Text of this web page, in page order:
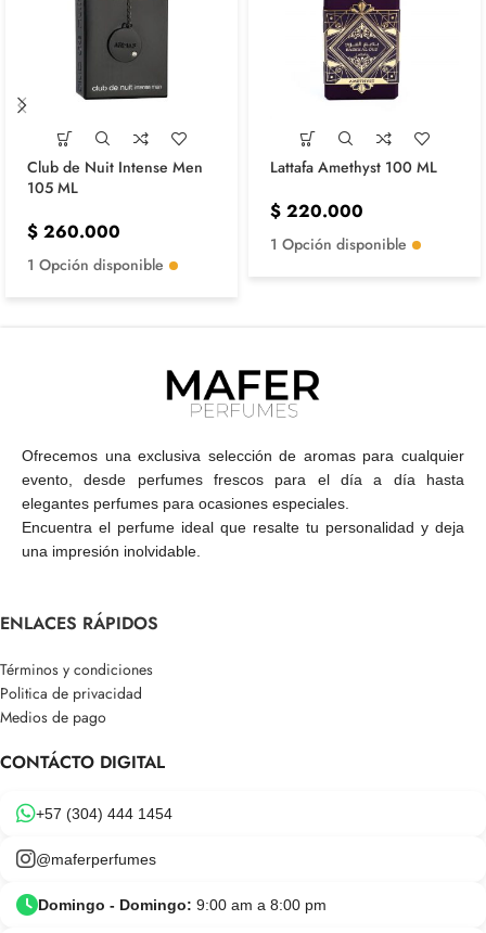
Club de Nuit Intense Men
105 ML
$ 260.000
1 Opción disponible
Lattafa Amethyst 100 ML
$ 220.000
1 Opción disponible
Ofrecemos una exclusiva selección de aromas para cualquier
evento, desde perfumes frescos para el día a día hasta
elegantes perfumes para ocasiones especiales.
Encuentra el perfume ideal que resalte tu personalidad y deja
una impresión inolvidable.
ENLACES RÁPIDOS
Términos y condiciones
Politica de privacidad
Medios de pago
CONTÁCTO DIGITAL
+57 (304) 444 1454
@maferperfumes
Domingo - Domingo: 9:00 am a 8:00 pm